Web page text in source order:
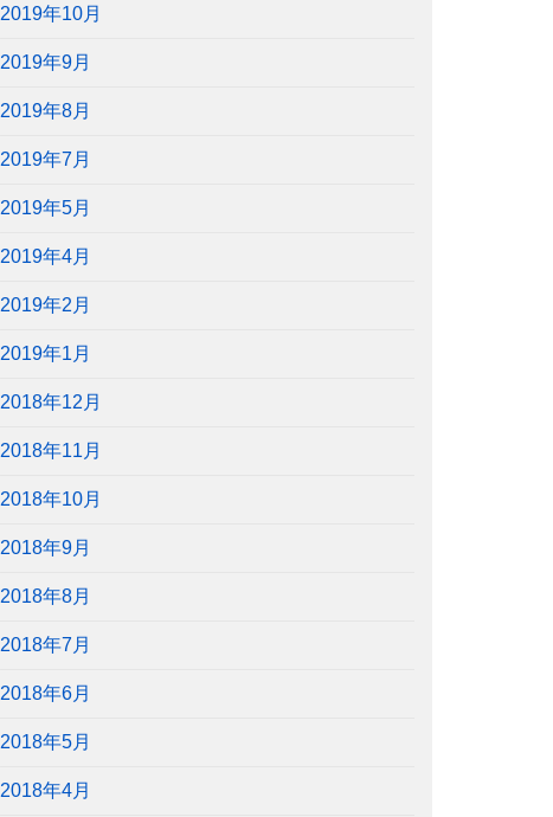
2019年10月
2019年9月
2019年8月
2019年7月
2019年5月
2019年4月
2019年2月
2019年1月
2018年12月
2018年11月
2018年10月
2018年9月
2018年8月
2018年7月
2018年6月
2018年5月
2018年4月